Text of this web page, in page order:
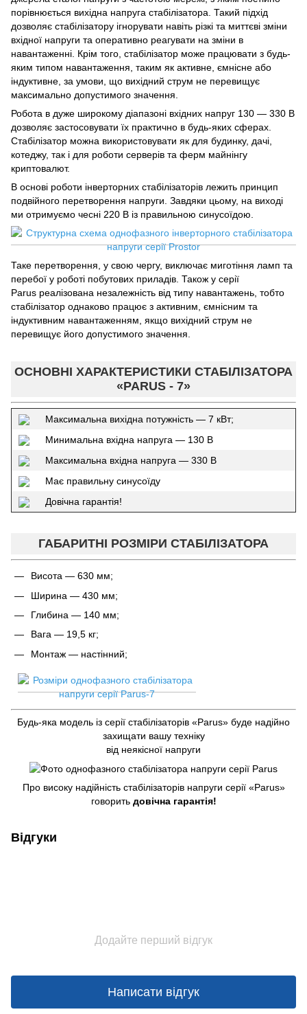
порівнюється вихідна напруга стабілізатора. Такий підхід
дозволяє стабілізатору ігнорувати навіть різкі та миттєві зміни
вхідної напруги та оперативно реагувати на зміни в
навантаженні. Крім того, стабілізатор може працювати з будь-
яким типом навантаження, таким як активне, ємнісне або
індуктивне, за умови, що вихідний струм не перевищує
максимально допустимого значення.
Робота в дуже широкому діапазоні вхідних напруг 130 — 330 В
дозволяє застосовувати їх практично в будь-яких сферах.
Стабілізатор можна використовувати як для будинку, дачі,
котеджу, так і для роботи серверів та ферм майнінгу
криптовалют.
В основі роботи інверторних стабілізаторів лежить принцип
подвійного перетворення напруги. Завдяки цьому, на виході
ми отримуємо чесні 220 В із правильною синусоїдою.
Таке перетворення, у свою чергу, виключає миготіння ламп та
перебої у роботі побутових приладів. Також у серії
Parus реалізована незалежність від типу навантажень, тобто
стабілізатор однаково працює з активним, ємнісним та
індуктивним навантаженням, якщо вихідний струм не
перевищує його допустимого значення.
ОСНОВНІ ХАРАКТЕРИСТИКИ СТАБІЛІЗАТОРА
«PARUS - 7»
Максимальна вихідна потужність — 7 кВт;
Минимальна вхідна напруга — 130 В
Максимальна вхідна напруга — 330 В
Має правильну синусоїду
Довічна гарантія!
ГАБАРИТНІ РОЗМІРИ СТАБІЛІЗАТОРА
Висота — 630 мм;
Ширина — 430 мм;
Глибина — 140 мм;
Вага — 19,5 кг;
Монтаж — настінний;
Будь-яка модель із серії стабілізаторів «Parus» буде надійно
захищати вашу техніку
від неякісної напруги
Про високу надійність стабілізаторів напруги серії «Parus»
говорить довічна гарантія!
Відгуки
Додайте перший відгук
Написати відгук